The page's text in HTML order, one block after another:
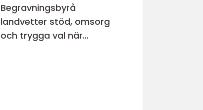
Begravningsbyrå
landvetter stöd, omsorg
och trygga val när